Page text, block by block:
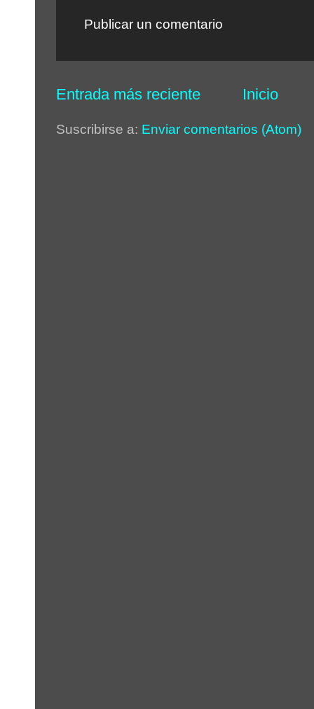
Publicar un comentario
Entrada más reciente Inicio
Suscribirse a: Enviar comentarios (Atom)